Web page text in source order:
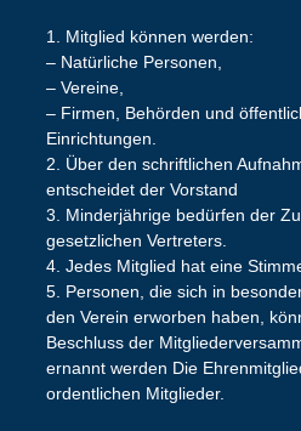
1. Mitglied können werden:
– Natürliche Personen,
– Vereine,
– Firmen, Behörden und
Einrichtungen.
2. Über den schriftlichen
entscheidet der Vorstand
3. Minderjährige bedürfen der
gesetzlichen Vertreters.
4. Jedes Mitglied hat eine
5. Personen, die sich in
den Verein erworben haben,
Beschluss der
ernannt werden Die
ordentlichen Mitglieder.